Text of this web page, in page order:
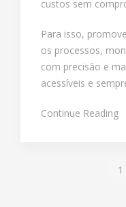
custos sem
Para isso,
os processos,
com precisão e
acessíveis e
Continue Reading
1